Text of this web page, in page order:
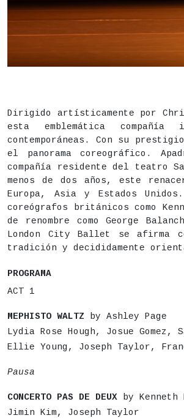
Finalizado
24 y 25 de julio,
Duración aproximada: 60 minutos
Actividad para todos los
Lugar
Centro de Cultura
Precio
Apertura de puertas: 21h
Dirigido artísticamente por
esta emblemática
contemporáneas. Con su
el panorama coreográfico.
compañía residente del teatro
menos de dos años, este
Europa, Asia y Estados
coreógrafos británicos como
de renombre como George
London City Ballet se afirma
tradición y decididamente
PROGRAMA
ACT 1
MEPHISTO WALTZ by Ashley Page
Lydia Rose Hough, Josue
Ellie Young, Joseph Taylor,
Pausa
CONCERTO PAS DE DEUX by Kenneth
Jimin Kim, Joseph Taylor